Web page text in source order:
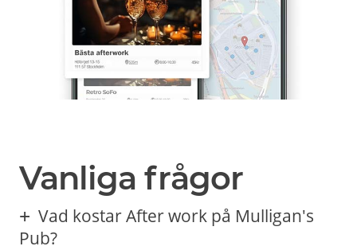
Vanliga frågor
Vad kostar After work på Mulligan's
Pub?